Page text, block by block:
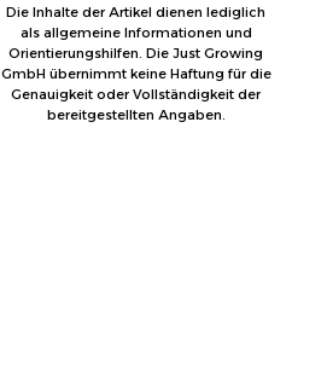
Die Inhalte der Artikel dienen lediglich
als allgemeine Informationen und
Orientierungshilfen. Die Just Growing
GmbH übernimmt keine Haftung für die
Genauigkeit oder Vollständigkeit der
bereitgestellten Angaben.